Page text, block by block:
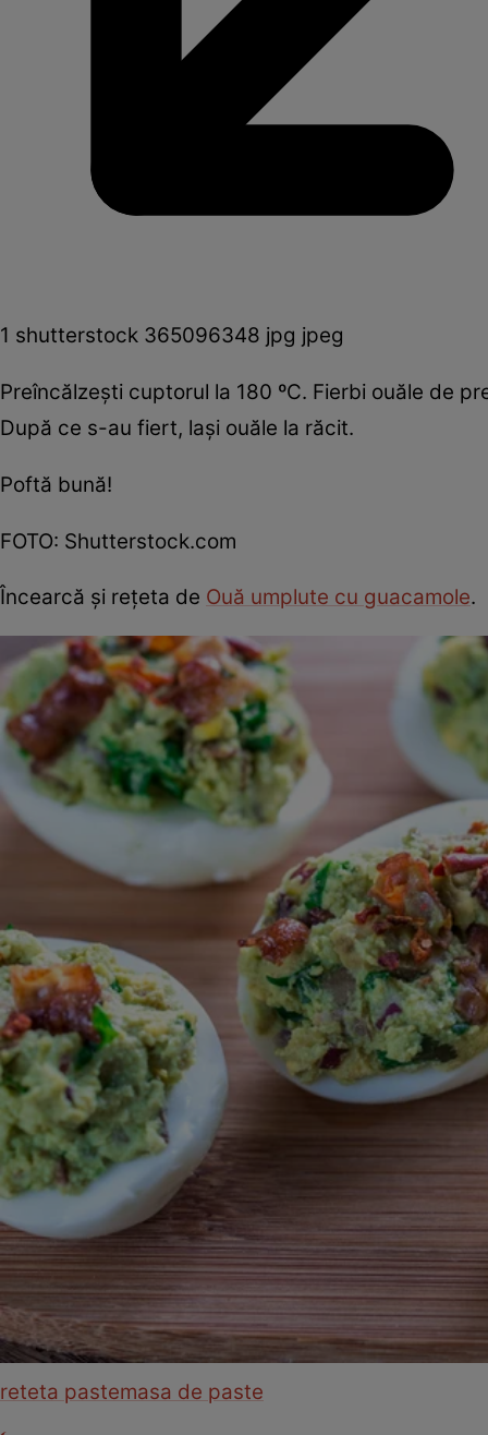
1 shutterstock 365096348 jpg jpeg
Preîncălzeşti cuptorul la 180 ºC. Fierbi ouăle de
După ce s-au fiert, laşi ouăle la răcit.
Poftă bună!
FOTO: Shutterstock.com
Încearcă şi reţeta de Ouă umplute cu guacamole.
reteta pastemasa de paste